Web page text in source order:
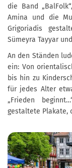
die Band
Amina und die
Grigoriadis
Sümeyra Tayyar
An den Ständen
ein: Von
bis hin zu
für jedes Alter
„Frieden
gestaltete Plakate,